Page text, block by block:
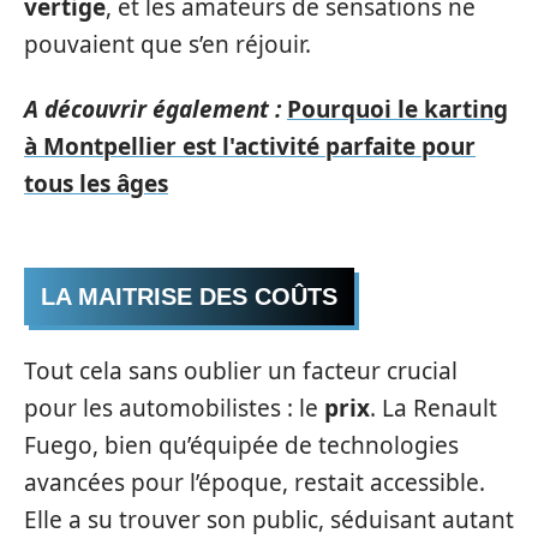
vertige, et les amateurs de sensations ne
pouvaient que s’en réjouir.
A découvrir également : Pourquoi le karting
à Montpellier est l'activité parfaite pour
tous les âges
LA MAITRISE DES COÛTS
Tout cela sans oublier un facteur crucial
pour les automobilistes : le prix. La Renault
Fuego, bien qu’équipée de technologies
avancées pour l’époque, restait accessible.
Elle a su trouver son public, séduisant autant